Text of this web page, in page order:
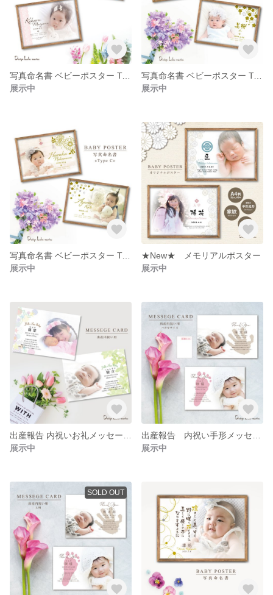
写真命名書 ベビーポスター Type B
展示中
写真命名書 ベビーポスター Type C (漢字Ver.)
展示中
写真命名書 ベビーポスター Type C
展示中
★New★ メモリアルポスター
展示中
展示中
展示中
SOLD OUT